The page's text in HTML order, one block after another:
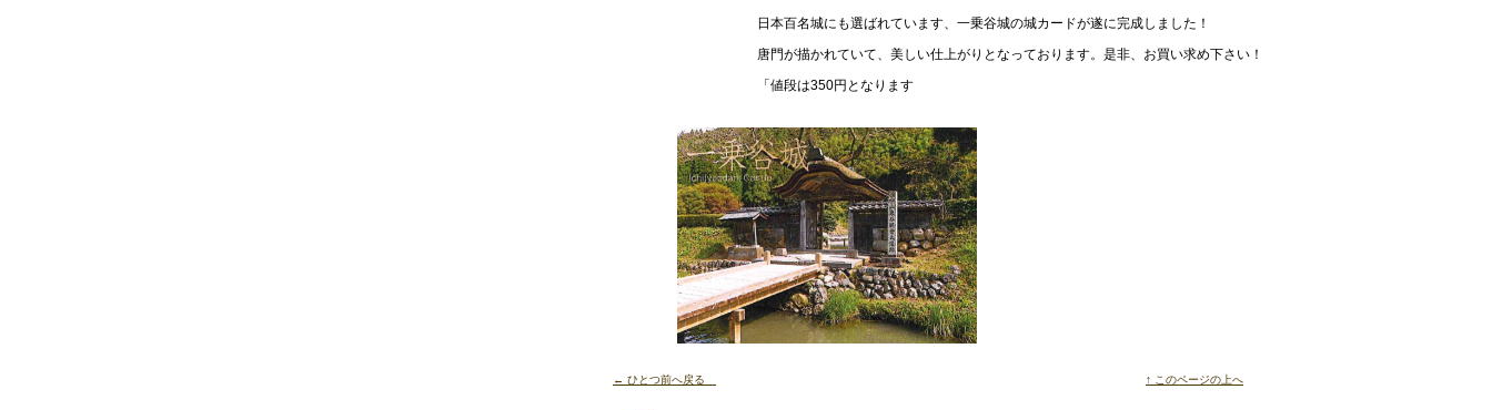
日本百名城にも選ばれています、一乗谷城の城カードが遂に完成しました！
唐門が描かれていて、美しい仕上がりとなっております。是非、お買い求め下さい！
「値段は350円となります
← ひとつ前へ戻る ↑ このページの上へ